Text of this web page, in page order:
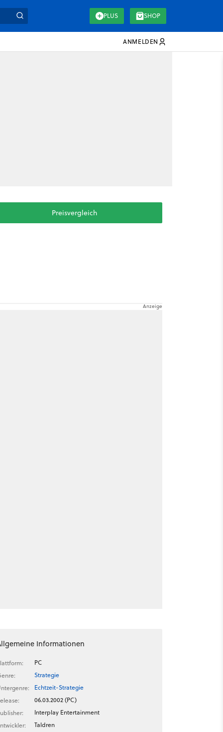
PLUS SHOP
ANMELDEN
Preisvergleich
Informationen
PC
Strategie
Echtzeit-Strategie
06.03.2002 (PC)
Interplay Entertainment
Taldren